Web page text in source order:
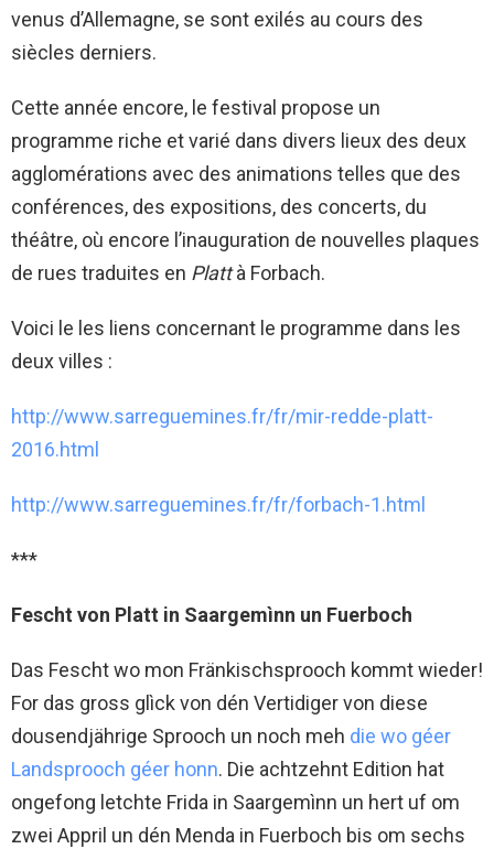
venus d’Allemagne, se sont exilés au cours des
siècles derniers.
Cette année encore, le festival propose un
programme riche et varié dans divers lieux des deux
agglomérations avec des animations telles que des
conférences, des expositions, des concerts, du
théâtre, où encore l’inauguration de nouvelles plaques
de rues traduites en Plattà Forbach.
Voici le les liens concernant le programme dans les
deux villes :
http://www.sarreguemines.fr/fr/mir-redde-platt-
2016.html
http://www.sarreguemines.fr/fr/forbach-1.html
***
Fescht von Platt in Saargemìnn un Fuerboch
Das Fescht wo mon Fränkischsprooch kommt wieder!
For das gross glìck von dén Vertidiger von diese
dousendjährige Sprooch un noch meh die wo géer
Landsprooch géer honn. Die achtzehnt Edition hat
ongefong letchte Frida in Saargemìnn un hert uf om
zwei Appril un dén Menda in Fuerboch bis om sechs